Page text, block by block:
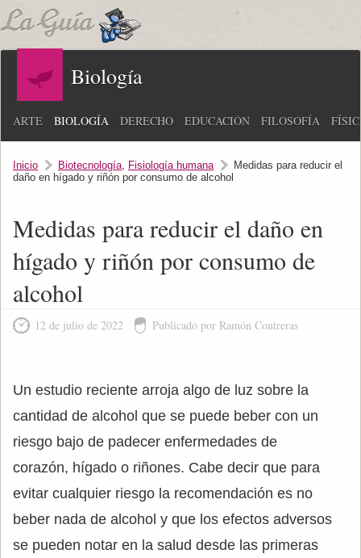
Biología
ARTE BIOLOGÍA DERECHO EDUCACIÓN FILOSOFÍA
Inicio Biotecnología, Fisiología humana
Medidas para reducir el
daño en hígado y riñón por consumo de alcohol
Medidas para reducir el daño en
hígado y riñón por consumo de
alcohol
12 de julio de 2022 Publicado por Ramón Contreras
Un estudio reciente arroja algo de luz sobre la
cantidad de alcohol que se puede beber con un
riesgo bajo de padecer enfermedades de
corazón, hígado o riñones. Cabe decir que para
evitar cualquier riesgo la recomendación es no
beber nada de alcohol y que los efectos adversos
se pueden notar en la salud desde las primeras